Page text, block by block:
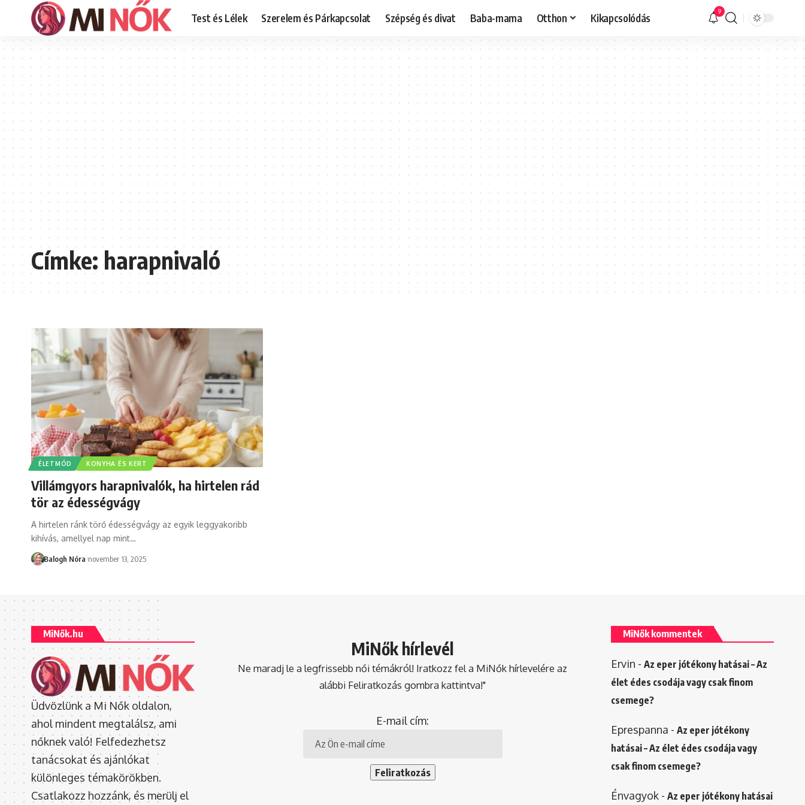
Test és Lélek Szerelem és Párkapcsolat Szépség és divat Baba-mama Otthon Kikapcsolódás 9
Címke:harapnivaló
ÉLETMÓD KONYHA ÉS KERT
Villámgyors harapnivalók, ha hirtelen rád
tör az édességvágy
A hirtelen ránk törő édességvágy az egyik leggyakoribb
kihívás, amellyel nap mint…
Balogh Nóra november 13, 2025
MiNők.hu
Üdvözlünk a Mi Nők oldalon,
ahol mindent megtalálsz, ami
nőknek való! Felfedezhetsz
tanácsokat és ajánlókat
különleges témakörökben.
Csatlakozz hozzánk, és merülj el
MiNők hírlevél
Ne maradj le a legfrissebb női témákról! Iratkozz fel a MiNők hírlevelére az
alábbi Feliratkozás gombra kattintva!"
E-mail cím:
MiNők kommentek
Ervin - Az eper jótékony hatásai – Az
élet édes csodája vagy csak finom
csemege?
Eprespanna - Az eper jótékony
hatásai – Az élet édes csodája vagy
csak finom csemege?
Énvagyok- Az eper jótékony hatásai